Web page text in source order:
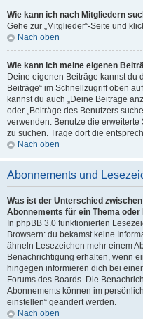
Wie kann ich nach Mitgliedern
Gehe zur „Mitglieder“-Seite und
Nach oben
Wie kann ich meine eigenen
Deine eigenen Beiträge kannst du
Beiträge“ im Schnellzugriff oben
kannst du auch „Deine Beiträge
oder „Beiträge des Benutzers
verwenden. Benutze die
zu suchen. Trage dort die
Nach oben
Abonnements und
Was ist der Unterschied
Abonnements für ein Thema oder
In phpBB 3.0 funktionierten
Browsern: du bekamst keine
ähneln Lesezeichen mehr einem
Benachrichtigung erhalten, wenn
hingegen informieren dich bei
Forums des Boards. Die
Abonnements können im
einstellen“ geändert werden.
Nach oben